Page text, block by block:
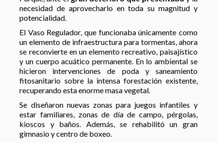
necesidad de aprovecharlo en toda su magnitud y
potencialidad.
El Vaso Regulador, que funcionaba únicamente como
un elemento de infraestructura para tormentas, ahora
se reconvierte en un elemento recreativo, paisajístico
y un cuerpo acuático permanente. En lo ambiental se
hicieron intervenciones de poda y saneamiento
fitosanitario sobre la intensa forestación existente,
recuperando esta enorme masa vegetal.
Se diseñaron nuevas zonas para juegos infantiles y
estar familiares, zonas de día de campo, pérgolas,
kioscos y baños. Además, se rehabilitó un gran
gimnasio y centro de boxeo.